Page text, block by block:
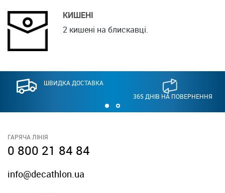
КИШЕНІ
2 кишені на блискавці.
ШВИДКА ДОСТАВКА
365 ДНІВ НА ПОВЕРНЕННЯ
ГАРЯЧА ЛІНІЯ
0 800 21 84 84
info@decathlon.ua